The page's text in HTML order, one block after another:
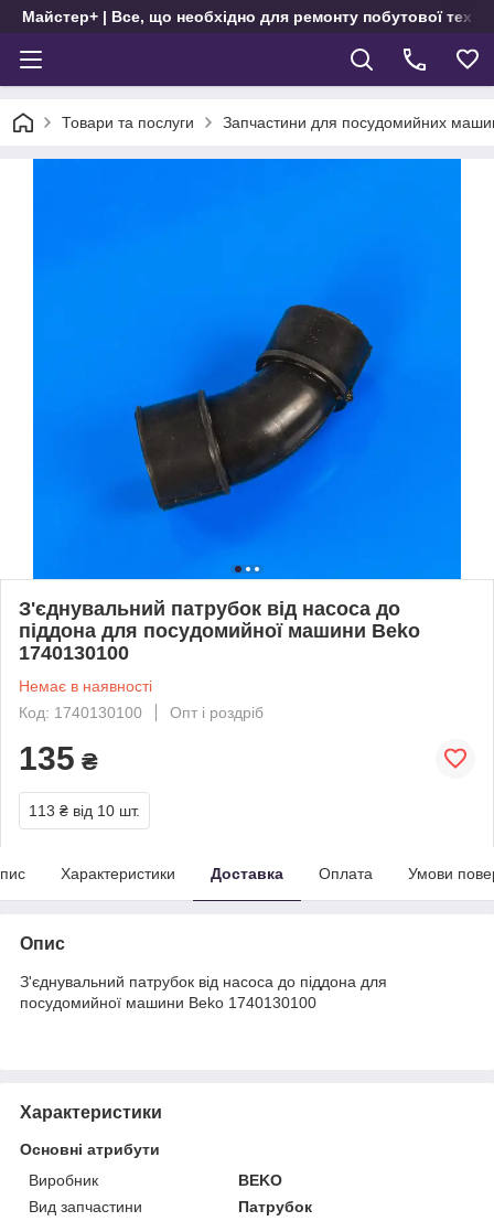
Майстер+ | Все, що необхідно для ремонту побутової
Товари та послуги Запчастини для посудомийних
З'єднувальний патрубок від насоса до
піддона для посудомийної машини Beko
1740130100
Немає в наявності
Код: 1740130100
Опт і роздріб
135 ₴
113 ₴ від 10 шт.
Характеристики Доставка Оплата Умови
Опис
З'єднувальний патрубок від насоса до піддона для
посудомийної машини Beko 1740130100
Характеристики
Основні атрибути
Виробник
BEKO
Вид запчастини
Патрубок